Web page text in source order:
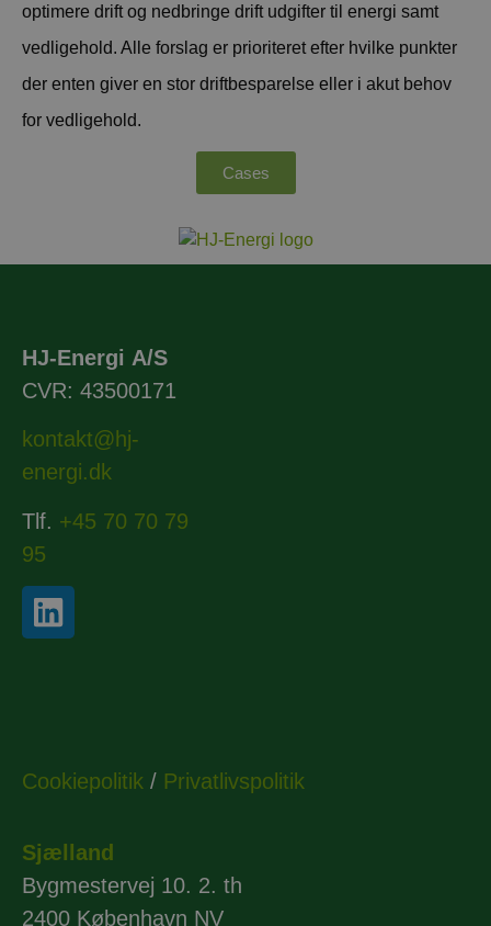
optimere drift og nedbringe drift udgifter til energi samt
vedligehold. Alle forslag er prioriteret efter hvilke punkter
der enten giver en stor driftbesparelse eller i akut behov
for vedligehold.
Cases
HJ-Energi A/S
CVR: 43500171
kontakt@hj-
energi.dk
Tlf. +45 70 70 79
95
Cookiepolitik / Privatlivspolitik
Sjælland
Bygmestervej 10. 2. th
2400 København NV